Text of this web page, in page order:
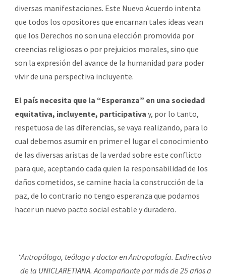
diversas manifestaciones. Este Nuevo Acuerdo intenta
que todos los opositores que encarnan tales ideas vean
que los Derechos no son una elección promovida por
creencias religiosas o por prejuicios morales, sino que
son la expresión del avance de la humanidad para poder
vivir de una perspectiva incluyente.
El país necesita que la “Esperanza” en una sociedad
equitativa, incluyente, participativa y, por lo tanto,
respetuosa de las diferencias, se vaya realizando, para lo
cual debemos asumir en primer el lugar el conocimiento
de las diversas aristas de la verdad sobre este conflicto
para que, aceptando cada quien la responsabilidad de los
daños cometidos, se camine hacia la construcción de la
paz, de lo contrario no tengo esperanza que podamos
hacer un nuevo pacto social estable y duradero.
*Antropólogo, teólogo y doctor en Antropología. Exdirectivo
de la UNICLARETIANA. Acompañante por más de 25 años a